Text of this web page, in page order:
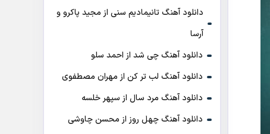
دانلود آهنگ تانیمادیم سنی از مجید پاکرو و
آرسا
دانلود آهنگ چی شد از احمد سلو
دانلود آهنگ لب تر کن از مهران مصطفوی
دانلود آهنگ مرد سال از سپهر خلسه
دانلود آهنگ چهل روز از محسن چاوشی